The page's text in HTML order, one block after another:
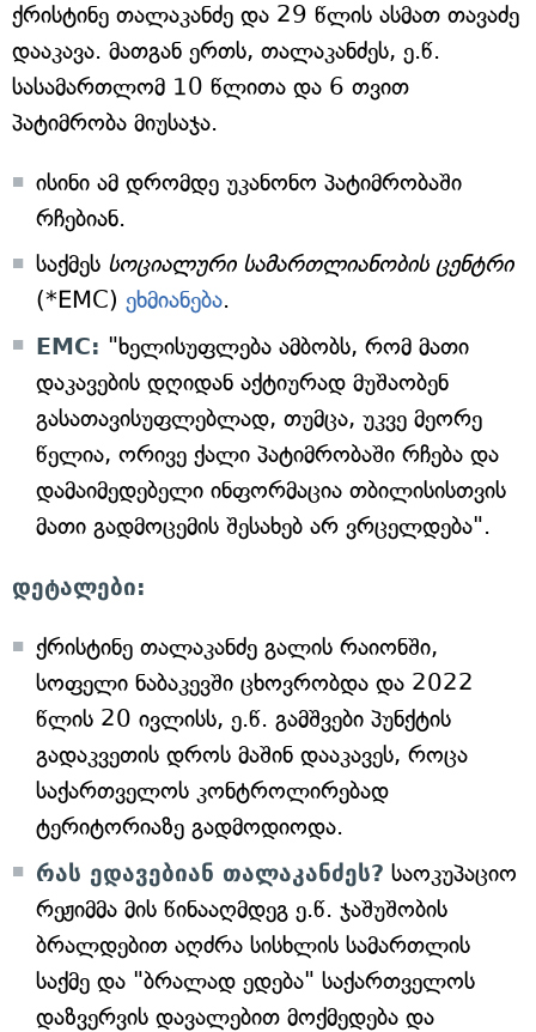
ქრისტინე თალაკანძე და 29 წლის ასმათ თავაძე
დააკავა. მათგან ერთს, თალაკანძეს, ე.წ.
სასამართლომ 10 წლითა და 6 თვით
პატიმრობა მიუსაჯა.
ისინი ამ დრომდე უკანონო პატიმრობაში
რჩებიან.
საქმეს სოციალური სამართლიანობის ცენტრი
(*EMC) ეხმიანება.
EMC: "ხელისუფლება ამბობს, რომ მათი
დაკავების დღიდან აქტიურად მუშაობენ
გასათავისუფლებლად, თუმცა, უკვე მეორე
წელია, ორივე ქალი პატიმრობაში რჩება და
დამაიმედებელი ინფორმაცია თბილისისთვის
მათი გადმოცემის შესახებ არ ვრცელდება".
დეტალები:
ქრისტინე თალაკანძე გალის რაიონში,
სოფელი ნაბაკევში ცხოვრობდა და 2022
წლის 20 ივლისს, ე.წ. გამშვები პუნქტის
გადაკვეთის დროს მაშინ დააკავეს, როცა
საქართველოს კონტროლირებად
ტერიტორიაზე გადმოდიოდა.
რას ედავებიან თალაკანძეს? საოკუპაციო
რეჟიმმა მის წინააღმდეგ ე.წ. ჯაშუშობის
ბრალდებით აღძრა სისხლის სამართლის
საქმე და "ბრალად ედება" საქართველოს
დაზვერვის დავალებით მოქმედება და